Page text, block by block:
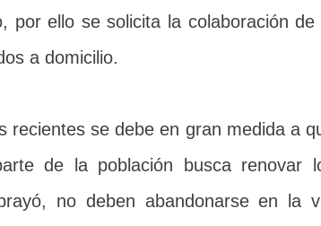
por ello se solicita la colaboración de
a domicilio.
recientes se debe en gran medida a
de la población busca renovar
no deben abandonarse en la